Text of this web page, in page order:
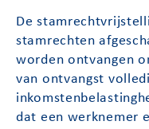
De
stamrechten
worden ontvangen
van ontvangst
dat een werknemer